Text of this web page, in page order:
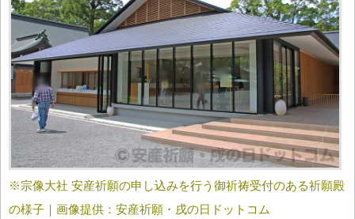
※宗像大社 安産祈願の申し込みを行う御祈祷受付のある祈願殿
の様子｜画像提供：安産祈願・戌の日ドットコム